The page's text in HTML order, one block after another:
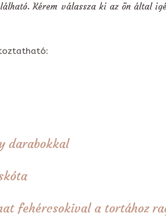
Kérem válassza ki az ön által
darabokkal
fehércsokival a tortához